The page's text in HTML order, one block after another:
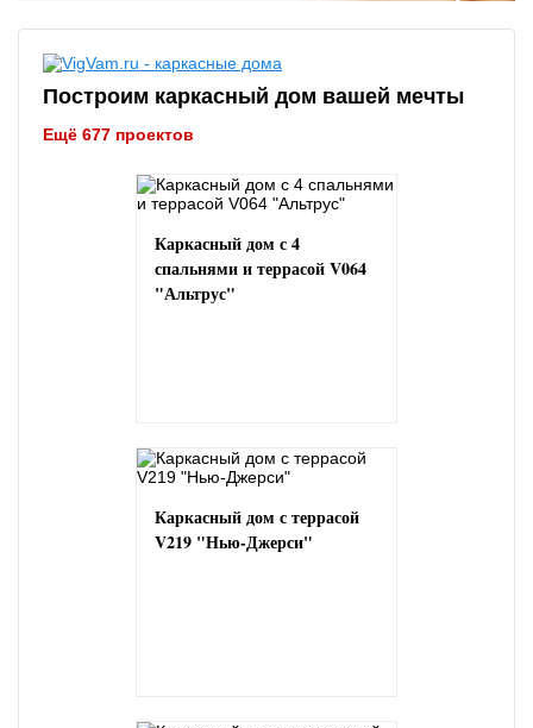
Построим каркасный дом вашей мечты
Ещё 677 проектов
Каркасный дом с 4
спальнями и террасой V064
"Альтрус"
Каркасный дом с террасой
V219 "Нью-Джерси"